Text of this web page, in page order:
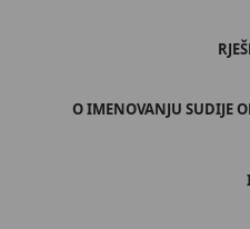
O IMENOVANJU SUDIJE